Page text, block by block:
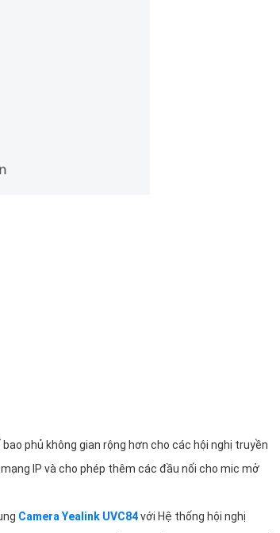
phủ không gian rộng hơn cho các hội nghị truyền
IP và cho phép thêm các đầu nối cho mic mở
Camera Yealink UVC84với Hệ thống hội nghị